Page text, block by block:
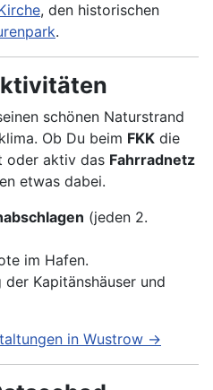
, den historischen
.
schönen Naturstrand
Ob Du beim FKK die
oder aktiv das Fahrradnetz
etwas dabei.
(jeden 2.
im Hafen.
Kapitänshäuser und
in Wustrow →